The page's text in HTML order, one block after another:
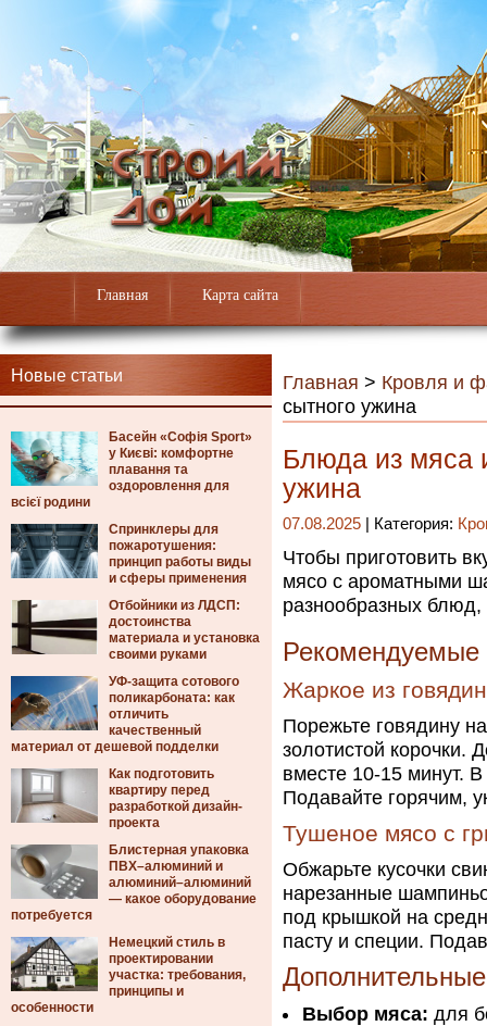
Главная Карта сайта
Новые статьи
Басейн «Софія Sport»
у Києві: комфортне
плавання та
оздоровлення для
всієї родини
Спринклеры для
пожаротушения:
принцип работы виды
и сферы применения
Отбойники из ЛДСП:
достоинства
материала и установка
своими руками
УФ-защита сотового
поликарбоната: как
отличить
качественный
материал от дешевой подделки
Как подготовить
квартиру перед
разработкой дизайн-
проекта
Блистерная упаковка
ПВХ–алюминий и
алюминий–алюминий
— какое оборудование
потребуется
Немецкий стиль в
проектировании
участка: требования,
принципы и
особенности
Главная > Кровля и
сытного ужина
Блюда из мяса
ужина
07.08.2025 | Категория:
Чтобы приготовить
мясо с ароматными
разнообразных блюд,
Рекомендуемые
Жаркое из
Порежьте говядину
золотистой корочки.
вместе 10-15 минут.
Подавайте горячим,
Тушеное мясо с
Обжарьте кусочки
нарезанные
под крышкой на
пасту и специи.
Выбор мяса: для